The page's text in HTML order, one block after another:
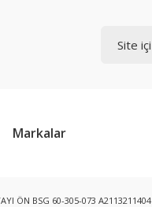
Markalar
ÖN BSG 60-305-073 A2113211404